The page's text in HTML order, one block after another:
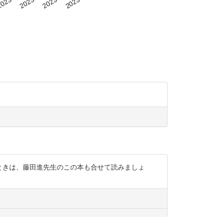
は、藤田進先生のこの本も合せて読みましょ